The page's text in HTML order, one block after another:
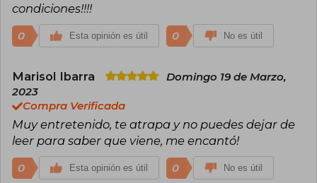
condiciones!!!!
0 Esta opinión es útil 0 No es útil
Marisol Ibarra
Domingo 19 de Marzo,
2023
Compra Verificada
Muy entretenido, te atrapa y no puedes dejar de
leer para saber que viene, me encantó!
0 Esta opinión es útil 0 No es útil